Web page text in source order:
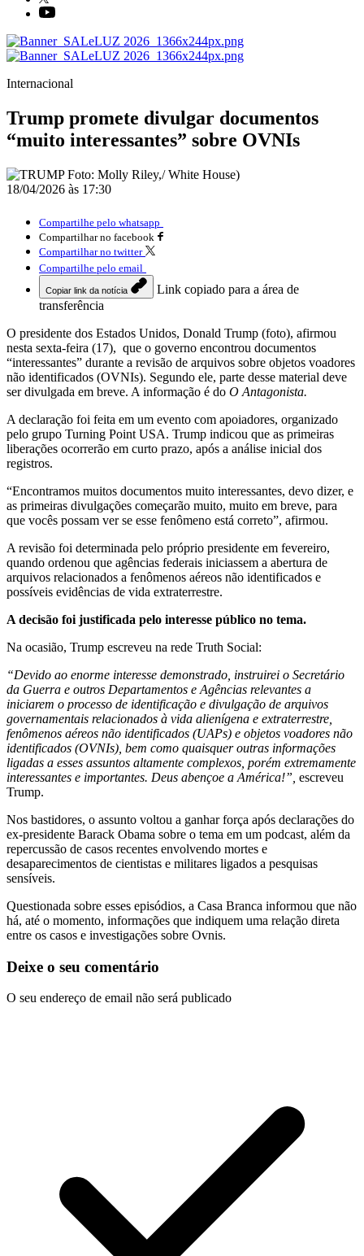
Internacional
Trump promete divulgar documentos
“muito interessantes” sobre OVNIs
18/04/2026 às 17:30
Compartilhe pelo whatsapp
Compartilhar no facebook
Compartilhar no twitter
Compartilhe pelo email
Copiar link da notícia
Link copiado para a área de
transferência
O presidente dos Estados Unidos, Donald Trump (foto), afirmou
nesta sexta-feira (17), que o governo encontrou documentos
“interessantes” durante a revisão de arquivos sobre objetos voadores
não identificados (OVNIs). Segundo ele, parte desse material deve
ser divulgada em breve. A informação é do O Antagonista.
A declaração foi feita em um evento com apoiadores, organizado
pelo grupo Turning Point USA. Trump indicou que as primeiras
liberações ocorrerão em curto prazo, após a análise inicial dos
registros.
“Encontramos muitos documentos muito interessantes, devo dizer, e
as primeiras divulgações começarão muito, muito em breve, para
que vocês possam ver se esse fenômeno está correto”, afirmou.
A revisão foi determinada pelo próprio presidente em fevereiro,
quando ordenou que agências federais iniciassem a abertura de
arquivos relacionados a fenômenos aéreos não identificados e
possíveis evidências de vida extraterrestre.
A decisão foi justificada pelo interesse público no tema.
Na ocasião, Trump escreveu na rede Truth Social:
“Devido ao enorme interesse demonstrado, instruirei o Secretário
da Guerra e outros Departamentos e Agências relevantes a
iniciarem o processo de identificação e divulgação de arquivos
governamentais relacionados à vida alienígena e extraterrestre,
fenômenos aéreos não identificados (UAPs) e objetos voadores não
identificados (OVNIs), bem como quaisquer outras informações
ligadas a esses assuntos altamente complexos, porém extremamente
interessantes e importantes. Deus abençoe a América!”, escreveu
Trump.
Nos bastidores, o assunto voltou a ganhar força após declarações do
ex-presidente Barack Obama sobre o tema em um podcast, além da
repercussão de casos recentes envolvendo mortes e
desaparecimentos de cientistas e militares ligados a pesquisas
sensíveis.
Questionada sobre esses episódios, a Casa Branca informou que não
há, até o momento, informações que indiquem uma relação direta
entre os casos e investigações sobre Ovnis.
Deixe o seu comentário
O seu endereço de email não será publicado